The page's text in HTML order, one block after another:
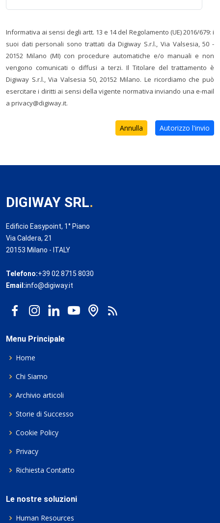
Informativa ai sensi degli artt. 13 e 14 del Regolamento (UE) 2016/679: i
suoi dati personali sono trattati da Digiway S.r.l., Via Valsesia, 50 -
20152 Milano (MI) con procedure automatiche e/o manuali e non
vengono comunicati o diffusi a terzi. Il Titolare del trattamento è
Digiway S.r.l., Via Valsesia 50, 20152 Milano. Le ricordiamo che può
esercitare i diritti ai sensi della vigente normativa inviando una e-mail
a privacy@digiway.it.
Annulla Autorizzo l'invio
DIGIWAY SRL.
Edificio Easypoint, 1° Piano
Via Caldera, 21
20153 Milano - ITALY
Telefono:+39 02 8715 8030
Email:info@digiway.it
Menu Principale
Home
Chi Siamo
Archivio articoli
Storie di Successo
Cookie Policy
Privacy
Richiesta Contatto
Le nostre soluzioni
Human Resources